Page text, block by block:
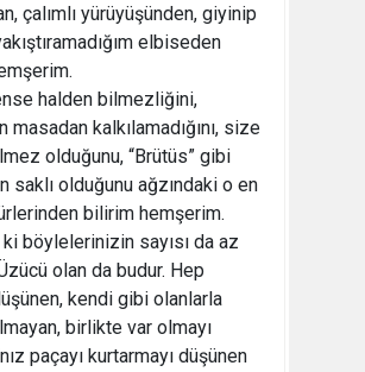
çalımlı yürüyüşünden, giyinip
elbiseden
halden bilmezliğini,
masadan kalkılamadığını, size
olduğunu, “Brütüs” gibi
saklı olduğunu ağzındaki o en
bilirim hemşerim.
ki böylelerinizin sayısı da az
olan da budur. Hep
kendi gibi olanlarla
birlikte var olmayı
paçayı kurtarmayı düşünen